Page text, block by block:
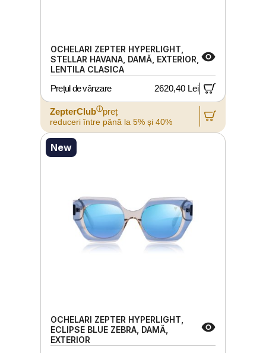
OCHELARI ZEPTER HYPERLIGHT,
STELLAR HAVANA, DAMĂ, EXTERIOR,
LENTILA CLASICA
Prețul de vânzare
2620,40 Lei
ZepterClubⓘpreț
reduceri între până la 5% și 40%
New
OCHELARI ZEPTER HYPERLIGHT,
ECLIPSE BLUE ZEBRA, DAMĂ,
EXTERIOR